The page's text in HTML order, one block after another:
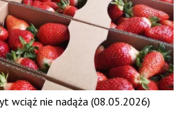
wciąż nie nadąża (08.05.2026)